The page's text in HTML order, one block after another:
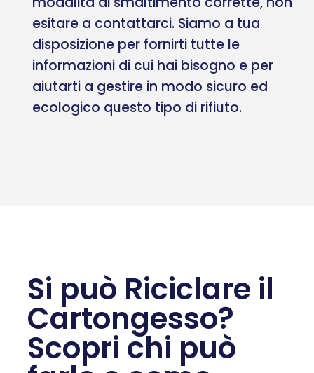
esitare a contattarci. Siamo a tua
disposizione per fornirti tutte le
informazioni di cui hai bisogno e per
aiutarti a gestire in modo sicuro ed
ecologico questo tipo di rifiuto.
Si può Riciclare il
Cartongesso?
Scopri chi può